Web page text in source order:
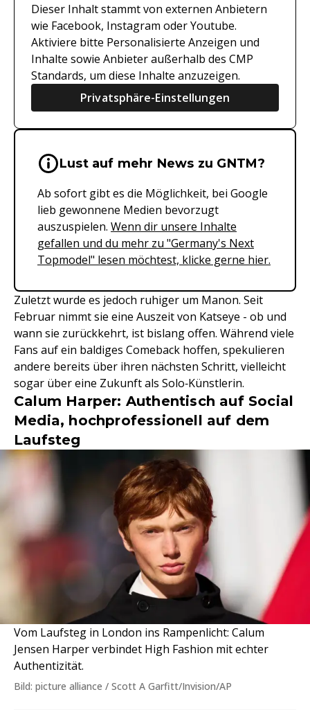
Dieser Inhalt stammt von externen Anbietern
wie Facebook, Instagram oder Youtube.
Aktiviere bitte Personalisierte Anzeigen und
Inhalte sowie Anbieter außerhalb des CMP
Standards, um diese Inhalte anzuzeigen.
Privatsphäre-Einstellungen
Wichtige Hinweise &
Lust auf mehr News zu GNTM?
Ab sofort gibt es die Möglichkeit, bei Google
lieb gewonnene Medien bevorzugt
auszuspielen. Wenn dir unsere Inhalte
gefallen und du mehr zu "Germany's Next
Topmodel" lesen möchtest, klicke gerne hier.
Zuletzt wurde es jedoch ruhiger um Manon. Seit
Februar nimmt sie eine Auszeit von Katseye - ob und
wann sie zurückkehrt, ist bislang offen. Während viele
Fans auf ein baldiges Comeback hoffen, spekulieren
andere bereits über ihren nächsten Schritt, vielleicht
sogar über eine Zukunft als Solo‑Künstlerin.
Calum Harper: Authentisch auf Social
Media, hochprofessionell auf dem
Laufsteg
Vom Laufsteg in London ins Rampenlicht: Calum
Jensen Harper verbindet High Fashion mit echter
Authentizität.
Bild: picture alliance / Scott A Garfitt/Invision/AP